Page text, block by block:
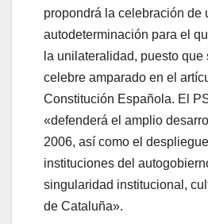
propondrá la celebración de
autodeterminación para el
la unilateralidad, puesto
celebre amparado en el
Constitución Española. El
«defenderá el amplio
2006, así como el
instituciones del
singularidad institucional,
de Cataluña».